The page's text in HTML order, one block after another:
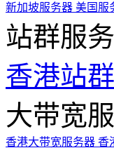
新加坡服务器 美国服
站群服
香港站
大带宽
香港大带宽服务器 香